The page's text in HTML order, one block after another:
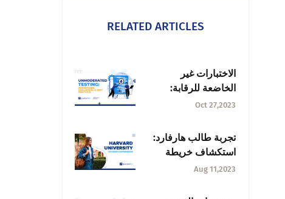
RELATED ARTICLES
الاختبارات غير
الخاضعة للرقابة:
المزايا، والتحديات،
Oct 27,2023
تجربة طالب هارفارد:
استكشاف خريطة
رحلة الطالب
Aug 11,2023